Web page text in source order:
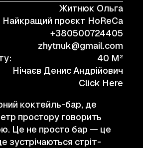
Житнюк Ольга
Найкращий проєкт HoReCa
+380500724405
zhytnuk@gmail.com
40 M²
Нічаєв Денис Андрійович
Click Here
коктейль-бар, де
простору говорить
Це не просто бар — це
зустрічаються стріт-